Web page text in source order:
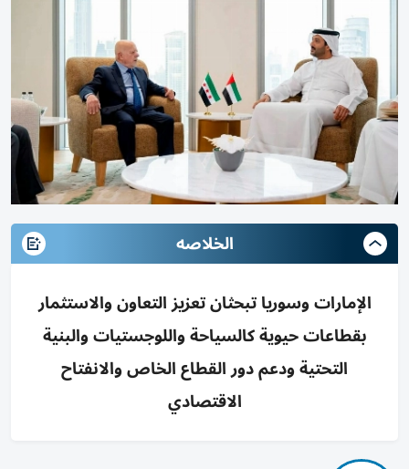
الخلاصه
الإمارات وسوريا تبحثان تعزيز التعاون والاستثمار
بقطاعات حيوية كالسياحة واللوجستيات والبنية
التحتية ودعم دور القطاع الخاص والانفتاح
الاقتصادي